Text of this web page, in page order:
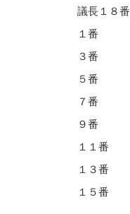
議長１８番
１番
３番
５番
７番
９番
１１番
１３番
１５番